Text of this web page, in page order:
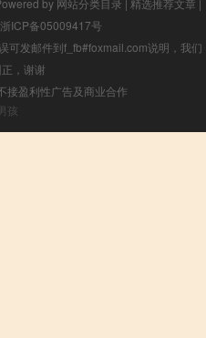
by 网站分类目录 | 精选推荐文章 |
浙ICP备05009417号
可发邮件到f_fb#foxmail.com说明，我们
，谢谢
接盈利性广告及商业合作
孩